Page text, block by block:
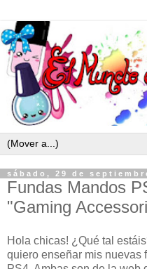
sábado, 29 de
Fundas Mandos
"Gaming
Hola chicas! ¿Qué tal
quiero enseñar mis nuevas